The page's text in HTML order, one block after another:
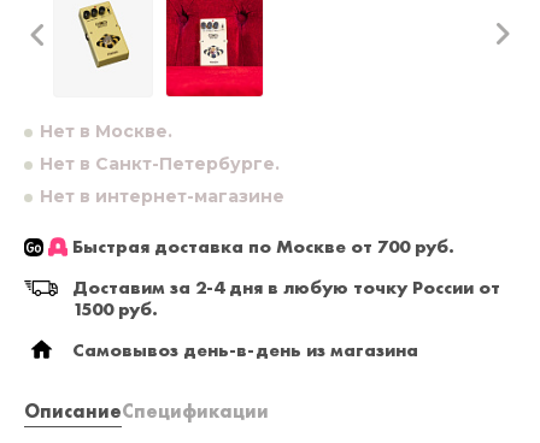
Нет в Москве.
Нет в Санкт-Петербурге.
Нет в интернет-магазине
Быстрая доставка по Москве от 700 руб.
Доставим за 2-4 дня в любую точку России от
1500 руб.
Самовывоз день-в-день из магазина
ОписаниеСпецификации